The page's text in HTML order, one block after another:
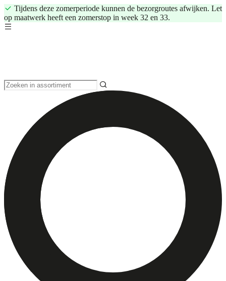
Tijdens deze zomerperiode kunnen de bezorgroutes afwijken. Let
op maatwerk heeft een zomerstop in week 32 en 33.